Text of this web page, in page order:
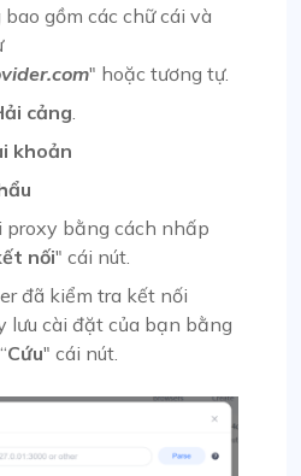
gồm các chữ cái và
" hoặc tương tự.
cảng
khoản
proxy bằng cách nhấp
nối" cái nút.
đã kiểm tra kết nối
lưu cài đặt của bạn bằng
Cứu" cái nút.